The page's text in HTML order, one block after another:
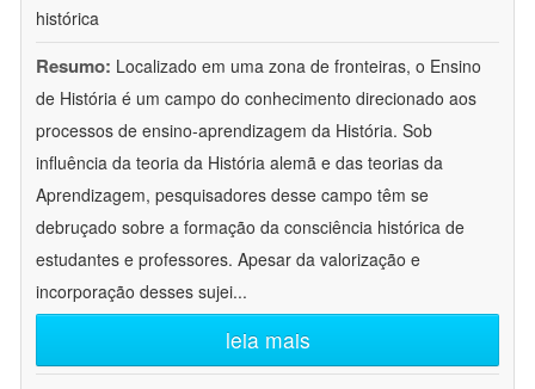
histórica
Resumo: Localizado em uma zona de fronteiras, o Ensino
de História é um campo do conhecimento direcionado aos
processos de ensino-aprendizagem da História. Sob
influência da teoria da História alemã e das teorias da
Aprendizagem, pesquisadores desse campo têm se
debruçado sobre a formação da consciência histórica de
estudantes e professores. Apesar da valorização e
incorporação desses sujei...
leia mais